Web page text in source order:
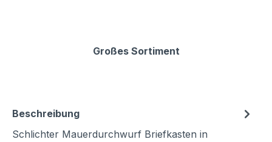
Großes Sortiment
Beschreibung
Schlichter Mauerdurchwurf Briefkasten in